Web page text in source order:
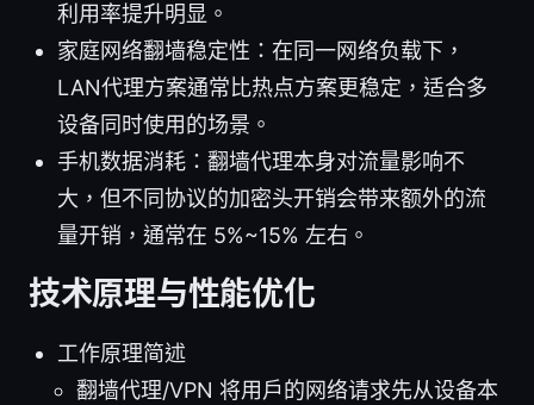
利用率提升明显。
家庭网络翻墙稳定性：在同一网络负载下，
LAN代理方案通常比热点方案更稳定，适合多
设备同时使用的场景。
手机数据消耗：翻墙代理本身对流量影响不
大，但不同协议的加密头开销会带来额外的流
量开销，通常在 5%~15% 左右。
技术原理与性能优化
工作原理简述
翻墙代理/VPN 将用户的网络请求先从设备本